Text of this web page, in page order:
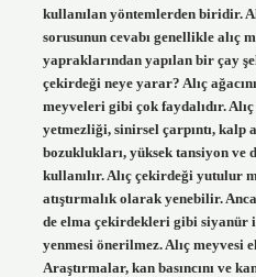
kullanılan yöntemlerden biridir.
sorusunun cevabı genellikle alıç
yapraklarından yapılan bir çay
çekirdeği neye yarar? Alıç
meyveleri gibi çok faydalıdır.
yetmezliği, sinirsel çarpıntı, kalp
bozuklukları, yüksek tansiyon ve
kullanılır. Alıç çekirdeği yutulur
atıştırmalık olarak yenebilir.
de elma çekirdekleri gibi siyanür
yenmesi önerilmez. Alıç meyvesi
Araştırmalar, kan basıncını ve